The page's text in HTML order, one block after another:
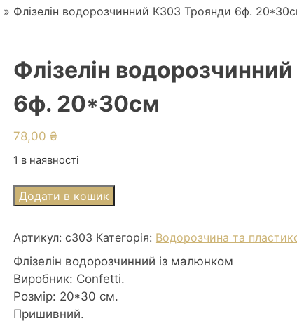
» Флізелін водорозчинний К303 Троянди 6ф.
Флізелін
6ф. 20*30см
78,00 ₴
1 в наявності
Флізелін
водорозчинний
Троянди
6ф.
20*30см
кількість
Додати в кошик
Артикул: с303 Категорія: Водорозчина та
Флізелін водорозчинний із малюнком
Виробник: Confetti.
Розмір: 20*30 см.
Пришивний.